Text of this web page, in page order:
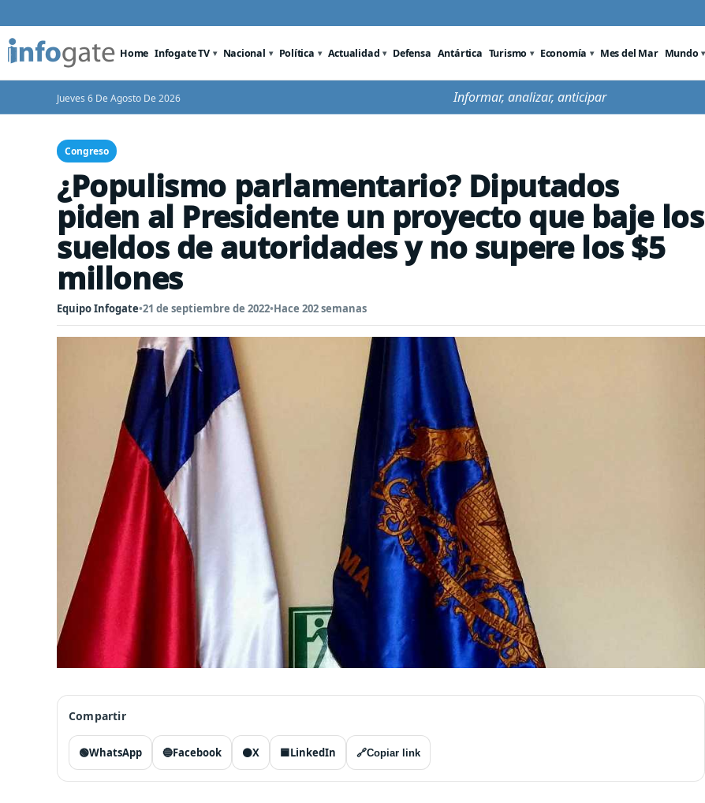
Home Infogate TV Nacional Política Actualidad Defensa Antártica Turismo Economía Mes del Mar Mundo
Jueves 6 De Agosto De 2026 Informar, analizar, anticipar
Congreso
¿Populismo parlamentario? Diputados
piden al Presidente un proyecto que baje los
sueldos de autoridades y no supere los $5
millones
Equipo Infogate•21 de septiembre de 2022•Hace 202 semanas
Compartir
🟢WhatsApp 🔵Facebook ⚫X 🟦LinkedIn 🔗Copiar link